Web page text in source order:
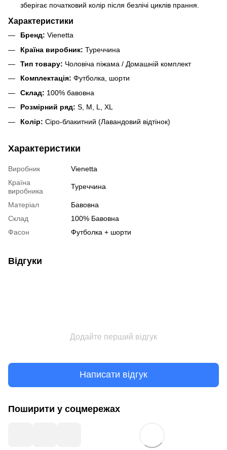
зберігає початковий колір після безлічі циклів прання.
Характеристики
Бренд: Vienetta
Країна виробник: Туреччина
Тип товару: Чоловіча піжама / Домашній комплект
Комплектація: Футболка, шорти
Склад: 100% бавовна
Розмірний ряд: S, M, L, XL
Колір: Сіро-блакитний (Лавандовий відтінок)
Характеристики
Виробник
Vienetta
Країна
виробника
Туреччина
Матеріал
Бавовна
Склад
100% Бавовна
Фасон
Футболка + шорти
Відгуки
Додайте перший відгук
Написати відгук
Поширити у соцмережах